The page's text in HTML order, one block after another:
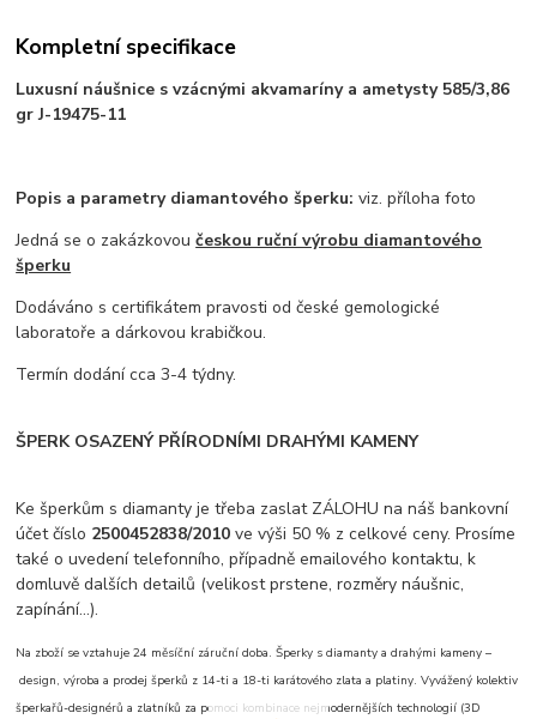
Kompletní specifikace
Luxusní náušnice s vzácnými akvamaríny a ametysty 585/3,86
gr J-19475-11
Popis a parametry diamantového šperku: viz. příloha foto
Jedná se o zakázkovoučeskou ruční výrobu diamantového
šperku
Dodáváno s certifikátem pravosti od české gemologické
laboratoře a dárkovou krabičkou.
Termín dodání cca 3-4 týdny.
ŠPERK OSAZENÝ PŘÍRODNÍMI DRAHÝMI KAMENY
Ke šperkům s diamanty je třeba zaslat ZÁLOHU na náš bankovní
účet číslo 2500452838/2010ve výši 50 % z celkové ceny. Prosíme
také o uvedení telefonního, případně emailového kontaktu, k
domluvě dalších detailů (velikost prstene, rozměry náušnic,
zapínání...).
Na zboží se vztahuje 24 měsíční záruční doba. Šperky s diamanty a drahými kameny –
design, výroba a prodej šperků z 14-ti a 18-ti karátového zlata a platiny. Vyvážený kolektiv
šperkařů-designérů a zlatníků za pomoci kombinace nejmodernějších technologií (3D